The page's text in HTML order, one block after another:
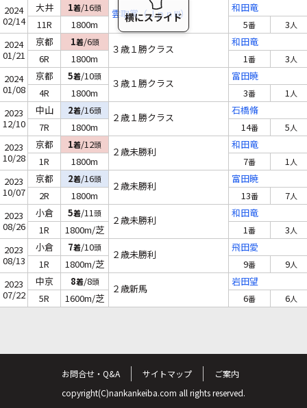
2024
02/14
大井 1着/16頭 雲取賞（ＪｐｎIII）
和田竜
11R
1800m 5番 3人
2024
01/21
京都 1着/6頭
３歳１勝クラス
和田竜
6R
1800m 1番 3人
2024
01/08
京都 5着/10頭
３歳１勝クラス
富田暁
4R
1800m 3番 1人
2023
12/10
中山 2着/16頭
２歳１勝クラス
石橋脩
7R
1800m 14番 5人
2023
10/28
京都 1着/12頭
２歳未勝利
和田竜
1R
1800m 7番 1人
2023
10/07
京都 2着/16頭
２歳未勝利
富田暁
2R
1800m 13番 7人
2023
08/26
小倉 5着/11頭
２歳未勝利
和田竜
1R
1800m/芝 1番 3人
2023
08/13
小倉 7着/10頭
２歳未勝利
飛田愛
1R
1800m/芝 9番 9人
2023
07/22
中京 8着/8頭
２歳新馬
岩田望
5R
1600m/芝 6番 6人
お問合せ・Q&A サイトマップ
ご案内
copyright(C)nankankeiba.com all rights reserved.